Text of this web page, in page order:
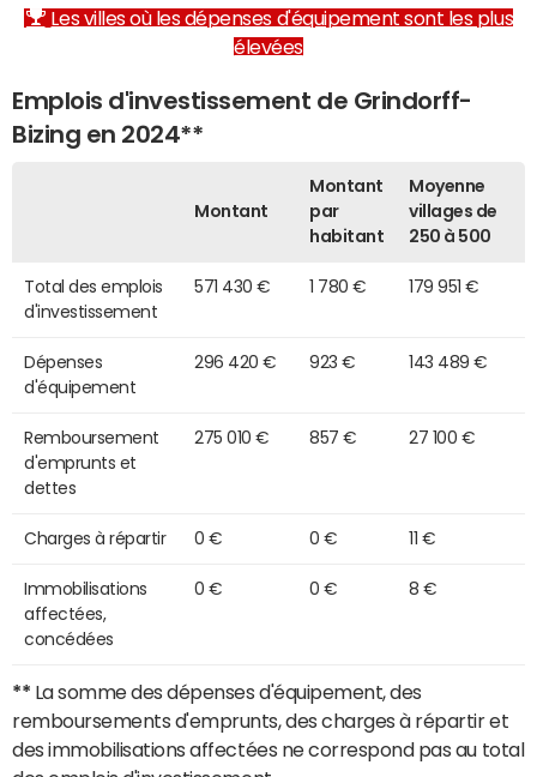
Les villes où les dépenses d'équipement sont les plus
élevées
Emplois d'investissement de Grindorff-
Bizing en 2024**
Montant
Montant
par
habitant
Moyenne
villages de
250 à 500
Total des emplois
d'investissement
571 430 € 1 780 € 179 951 €
Dépenses
d'équipement
296 420 € 923 € 143 489 €
Remboursement
d'emprunts et
dettes
275 010 € 857 € 27 100 €
Charges à répartir 0 € 0 € 11 €
Immobilisations
affectées,
concédées
0 € 0 € 8 €
** La somme des dépenses d'équipement, des
remboursements d'emprunts, des charges à répartir et
des immobilisations affectées ne correspond pas au total